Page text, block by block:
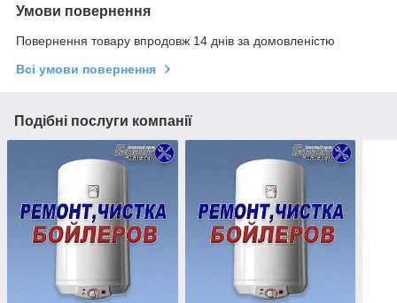
Умови повернення
Повернення товару впродовж 14 днів за домовленістю
Всі умови повернення
Подібні послуги компанії